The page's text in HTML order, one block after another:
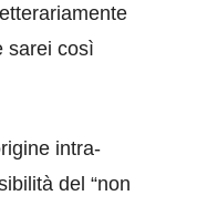
sarei così
intra-
del “non